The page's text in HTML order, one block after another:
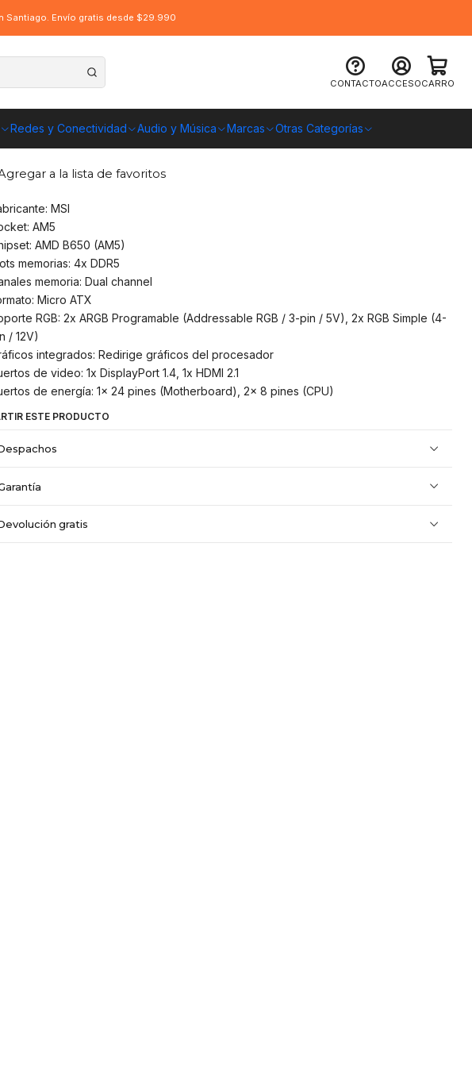
CONTACTOACCESOCARRO
Redes y Conectividad Audio y Música Marcas Otras Categorías
Santiago. Envío gratis desde $29.990
Madre MSI B650M Gaming Plus Wifi 6E, AM5,
mATX
GRATIS A TODO CHILE
a la lista de favoritos
MSI
AM5
AMD B650 (AM5)
memorias: 4x DDR5
memoria: Dual channel
Micro ATX
RGB: 2x ARGB Programable (Addressable RGB / 3-pin / 5V), 2x RGB Simple (4-
/ 12V)
integrados: Redirige gráficos del procesador
de video: 1x DisplayPort 1.4, 1x HDMI 2.1
de energía: 1x 24 pines (Motherboard), 2x 8 pines (CPU)
ESTE PRODUCTO
gratis